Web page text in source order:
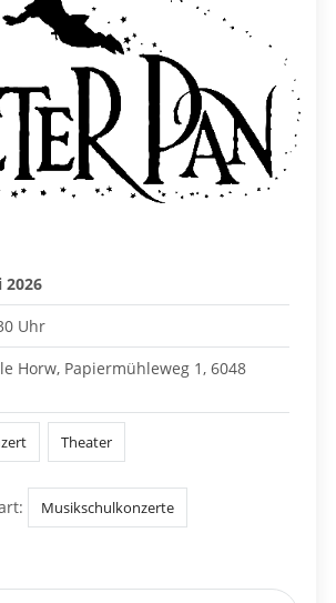
2026
Uhr
Horw, Papiermühleweg 1, 6048
Theater
Musikschulkonzerte